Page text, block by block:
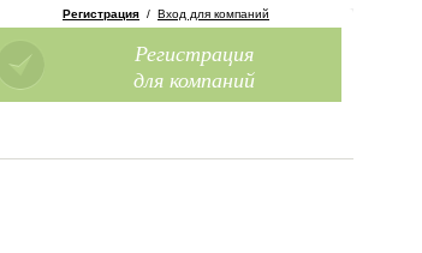
Регистрация / Вход для компаний
Регистрация
для компаний